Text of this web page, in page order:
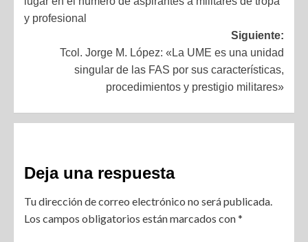
y profesional
Siguiente:
Tcol. Jorge M. López: «La UME es una unidad
singular de las FAS por sus características,
procedimientos y prestigio militares»
Deja una respuesta
Tu dirección de correo electrónico no será publicada.
Los campos obligatorios están marcados con*